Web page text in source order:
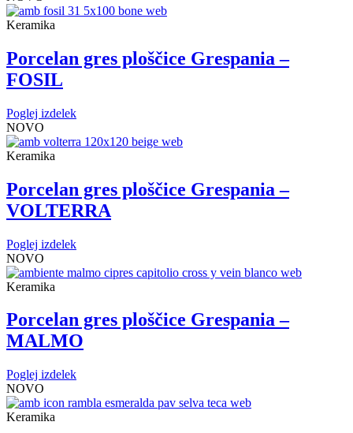
Keramika
Porcelan gres ploščice Grespania –
FOSIL
Poglej izdelek
NOVO
Keramika
Porcelan gres ploščice Grespania –
VOLTERRA
Poglej izdelek
NOVO
Keramika
Porcelan gres ploščice Grespania –
MALMO
Poglej izdelek
NOVO
Keramika